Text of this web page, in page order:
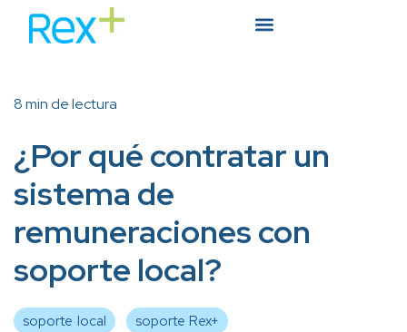
8 min de lectura
¿Por qué contratar un
sistema de
remuneraciones con
soporte local?
soporte local soporte Rex+